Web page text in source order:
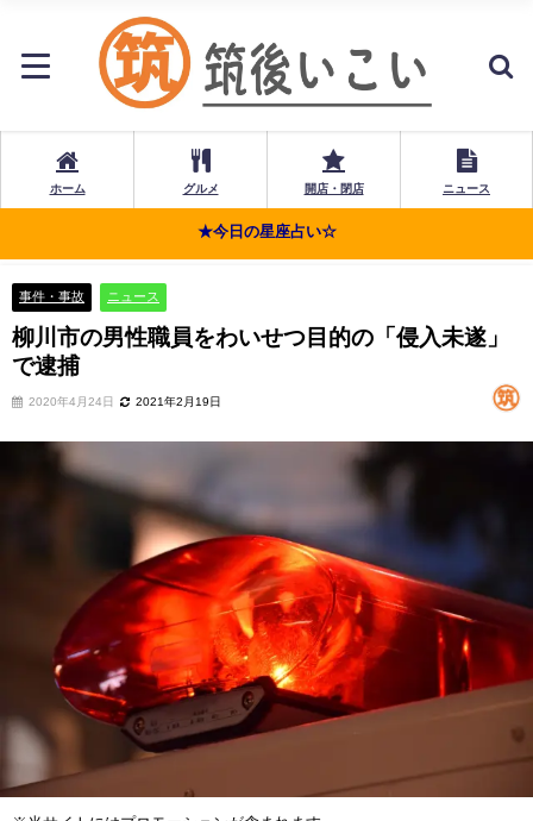
ホーム グルメ 開店・閉店 ニュース
★今日の星座占い☆
事件・事故 ニュース
柳川市の男性職員をわいせつ目的の「侵入未遂」
で逮捕
2020年4月24日 2021年2月19日